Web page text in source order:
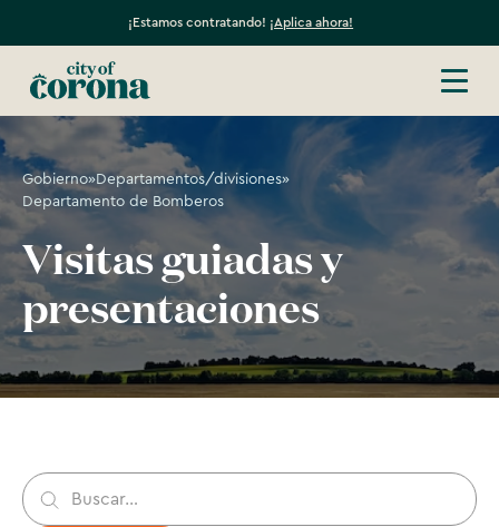
¡Estamos contratando! ¡Aplica ahora!
Gobierno»Departamentos/divisiones»
Departamento de Bomberos
Visitas guiadas y
presentaciones